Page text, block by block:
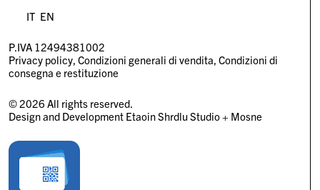
IT EN
P.IVA 12494381002
Privacy policy Condizioni generali di vendita Condizioni di
consegna e restituzione
© 2026 All rights reserved.
Design and Development Etaoin Shrdlu Studio+ Mosne